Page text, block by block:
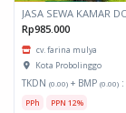
Rp985.000
cv. farina mulya
Kota Probolinggo
TKDN (0.00) + BMP (0.00) :
PPh PPN 12%